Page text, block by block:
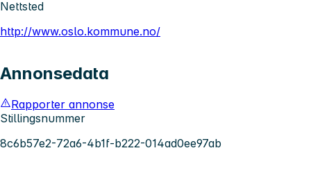
Nettsted
http://www.oslo.kommune.no/
Annonsedata
Rapporter annonse
Stillingsnummer
8c6b57e2-72a6-4b1f-b222-014ad0ee97ab